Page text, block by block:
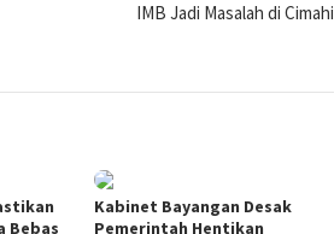
IMB Jadi Masalah di Cimahi
Bebas
Kabinet Bayangan Desak
Pemerintah Hentikan